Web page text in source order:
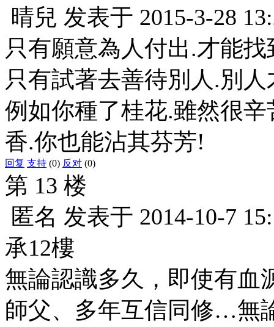
晴兒 发表于 2015-3-28
只有願意為人付出.才能
只有試著去善待別人.別
例如你種了桂花.雖然很
香.你也能沾其芬芳!
回复 支持 (0) 反对 (0)
第 13 楼
匿名 发表于 2014-10-7
承12樓
無論認識多久，即使有血
師父、多年互信同修…無